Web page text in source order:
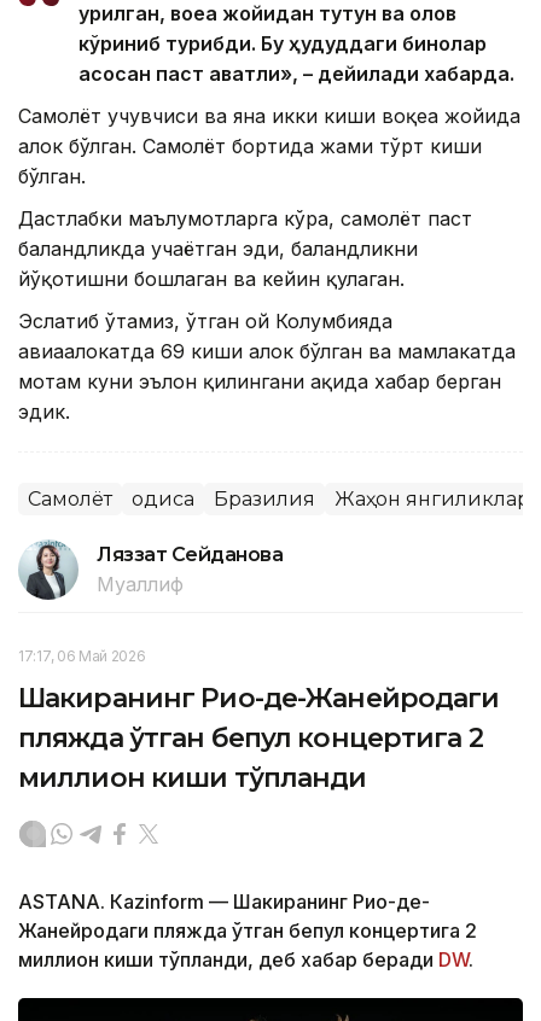
урилган, воқеа жойидан тутун ва олов
кўриниб турибди. Бу ҳудуддаги бинолар
асосан паст қаватли», – дейилади хабарда.
Самолёт учувчиси ва яна икки киши воқеа жойида
ҳалок бўлган. Самолёт бортида жами тўрт киши
бўлган.
Дастлабки маълумотларга кўра, самолёт паст
баландликда учаётган эди, баландликни
йўқотишни бошлаган ва кейин қулаган.
Эслатиб ўтамиз, ўтган ой Колумбияда
авиаҳалокатда 69 киши ҳалок бўлган ва мамлакатда
мотам куни эълон қилингани ҳақида хабар берган
эдик.
Самолёт Ҳодиса Бразилия Жаҳон
Ляззат Сейданова
Муаллиф
17:17, 06 Май 2026
Шакиранинг Рио-де-Жанейродаги
пляжда ўтган бепул концертига 2
миллион киши тўпланди
ASTANА. Кazinform — Шакиранинг Рио-де-
Жанейродаги пляжда ўтган бепул концертига 2
миллион киши тўпланди, деб хабар беради DW.